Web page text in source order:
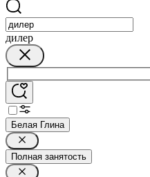
дилер
Белая Глина
Полная занятость